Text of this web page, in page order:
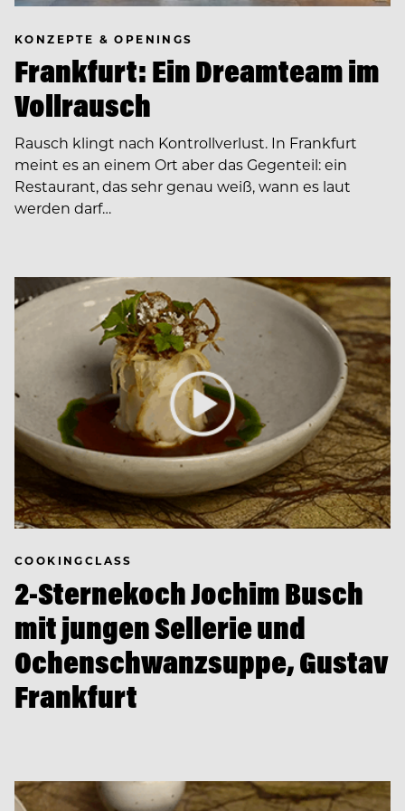
KONZEPTE & OPENINGS
Frankfurt: Ein Dreamteam im
Vollrausch
Rausch klingt nach Kontrollverlust. In Frankfurt
meint es an einem Ort aber das Gegenteil: ein
Restaurant, das sehr genau weiß, wann es laut
werden darf…
COOKINGCLASS
2-Sternekoch Jochim Busch
mit jungen Sellerie und
Ochenschwanzsuppe, Gustav
Frankfurt